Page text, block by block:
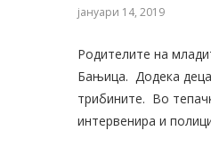
јануари 14, 2019
Родителите на
Бањица. Додека
трибините. Во
интервенира и